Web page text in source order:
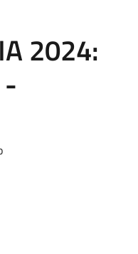
2024: